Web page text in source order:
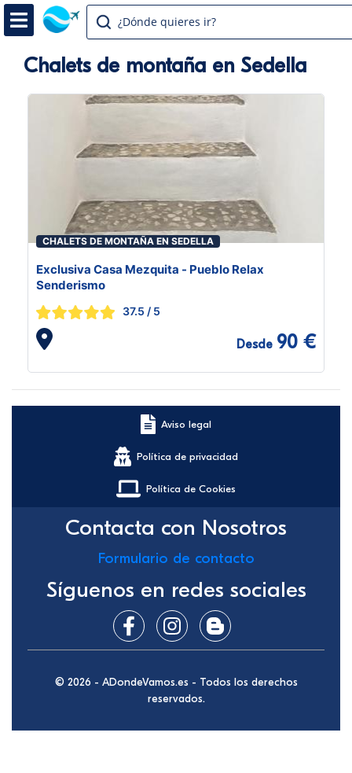
¿Dónde quieres ir?
Chalets de montaña en Sedella
CHALETS DE MONTAÑA EN SEDELLA
Exclusiva Casa Mezquita - Pueblo Relax
Senderismo
37.5 / 5
Desde 90 €
Aviso legal
Política de privacidad
Política de Cookies
Contacta con Nosotros
Formulario de contacto
Síguenos en redes sociales
© 2026 - ADondeVamos.es - Todos los derechos
reservados.